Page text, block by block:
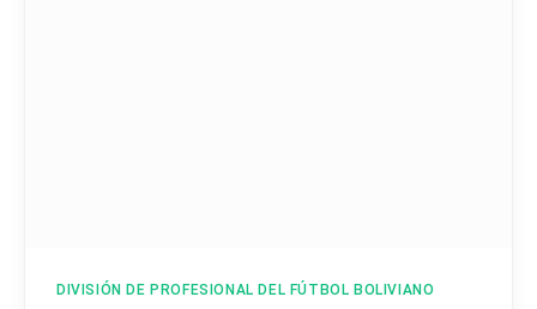
DIVISIÓN DE PROFESIONAL DEL FÚTBOL BOLIVIANO